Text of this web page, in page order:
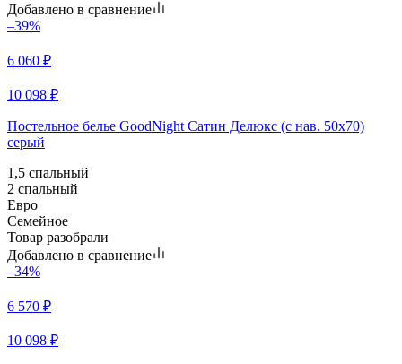
Добавлено в сравнение
–39%
6 060 ₽
10 098 ₽
Постельное белье GoodNight Сатин Делюкс (с нав. 50х70)
серый
1,5 спальный
2 спальный
Евро
Семейное
Товар разобрали
Добавлено в сравнение
–34%
6 570 ₽
10 098 ₽